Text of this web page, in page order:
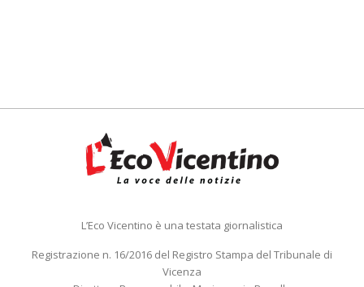
L’Eco Vicentino è una testata giornalistica
Registrazione n. 16/2016 del Registro Stampa del Tribunale di
Vicenza